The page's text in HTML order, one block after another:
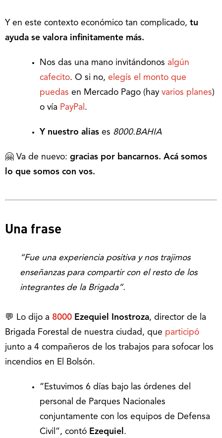
Y en este contexto económico tan complicado, tu
ayuda se valora infinitamente más.
Nos das una mano invitándonos algún
cafecito. O si no, elegís el monto que
puedas en Mercado Pago (hay varios planes)
o vía PayPal .
Y nuestro alias es 8000.BAHIA
🤗 Va de nuevo: gracias por bancarnos. Acá somos
lo que somos con vos.
Una frase
“Fue una experiencia positiva y nos trajimos
enseñanzas para compartir con el resto de los
integrantes de la Brigada”.
💬 Lo dijo a 8000 Ezequiel Inostroza, director de la
Brigada Forestal de nuestra ciudad, que participó
junto a 4 compañeros de los trabajos para sofocar los
incendios en El Bolsón.
“Estuvimos 6 días bajo las órdenes del
personal de Parques Nacionales
conjuntamente con los equipos de Defensa
Civil”, contó Ezequiel .